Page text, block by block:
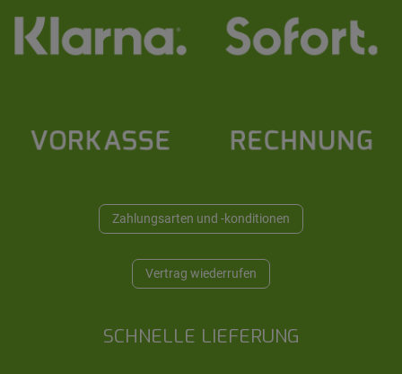
Zahlungsarten und -konditionen
Vertrag wiederrufen
SCHNELLE LIEFERUNG